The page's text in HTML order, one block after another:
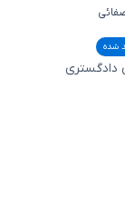
شده
دادگستری